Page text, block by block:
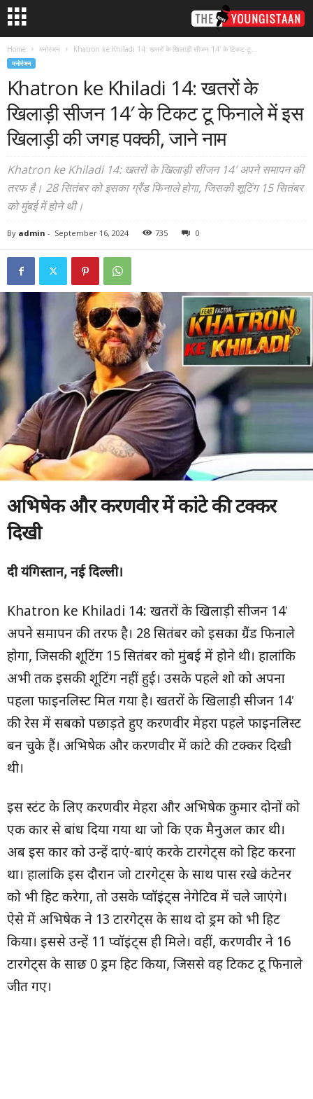
Home मनोरंजन Khatron ke Khiladi 14: खतरों के खिलाड़ी सीजन 14′ के टिकट टू...
मनोरंजन
Khatron ke Khiladi 14: खतरों के
खिलाड़ी सीजन 14′ के टिकट टू फिनाले में इस
खिलाड़ी की जगह पक्की, जाने नाम
Khatron ke Khiladi 14: खतरों के खिलाड़ी सीजन 14' अपने समापन की
तरफ है। 28 सितंबर को इसका ग्रैंड फिनाले होगा, जिसकी शूटिंग 15 सितंबर
को मुंबई में होने थी।
By admin - September 16, 2024 735 0
अभिषेक और करणवीर में कांटे की टक्कर
दिखी
दी यंगिस्तान, नई दिल्ली।
Khatron ke Khiladi 14: खतरों के खिलाड़ी सीजन 14′
अपने समापन की तरफ है। 28 सितंबर को इसका ग्रैंड फिनाले
होगा, जिसकी शूटिंग 15 सितंबर को मुंबई में होने थी। हालांकि
अभी तक इसकी शूटिंग नहीं हुई। उसके पहले शो को अपना
पहला फाइनलिस्ट मिल गया है। खतरों के खिलाड़ी सीजन 14′
की रेस में सबको पछाड़ते हुए करणवीर मेहरा पहले फाइनलिस्ट
बन चुके हैं। अभिषेक और करणवीर में कांटे की टक्कर दिखी
थी।
इस स्टंट के लिए करणवीर मेहरा और अभिषेक कुमार दोनों को
एक कार से बांध दिया गया था जो कि एक मैनुअल कार थी।
अब इस कार को उन्हें दाएं-बाएं करके टारगेट्स को हिट करना
था। हालांकि इस दौरान जो टारगेट्स के साथ पास रखे कंटेनर
को भी हिट करेगा, तो उसके प्वॉइंट्स नेगेटिव में चले जाएंगे।
ऐसे में अभिषेक ने 13 टारगेट्स के साथ दो ड्रम को भी हिट
किया। इससे उन्हें 11 प्वॉइंट्स ही मिले। वहीं, करणवीर ने 16
टारगेट्स के साछ 0 ड्रम हिट किया, जिससे वह टिकट टू फिनाले
जीत गए।